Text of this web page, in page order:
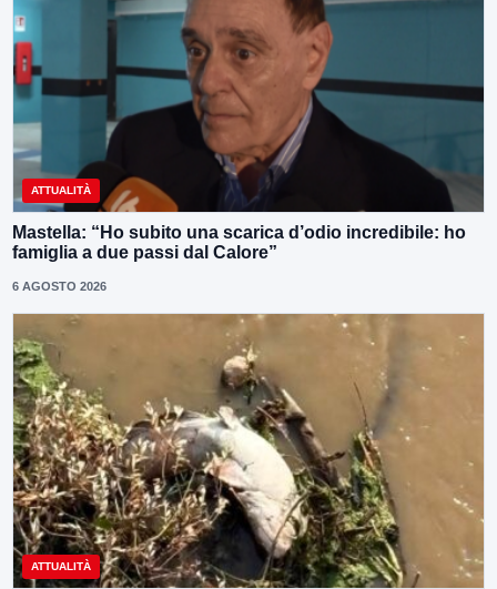
ATTUALITÀ
Mastella: “Ho subito una scarica d’odio incredibile: ho
famiglia a due passi dal Calore”
6 AGOSTO 2026
ATTUALITÀ